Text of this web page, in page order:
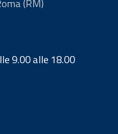
9.00 alle 18.00